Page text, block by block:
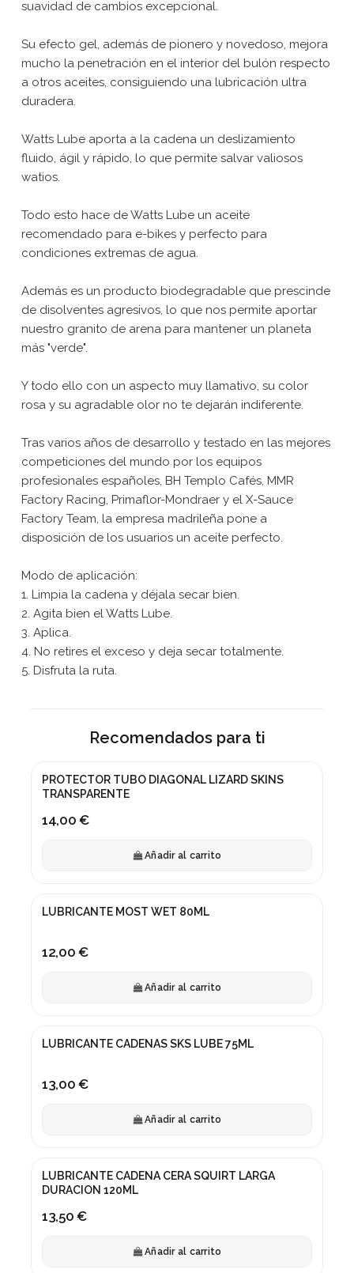
suavidad de cambios excepcional.
Su efecto gel, además de pionero y novedoso, mejora
mucho la penetración en el interior del bulón respecto
a otros aceites, consiguiendo una lubricación ultra
duradera.
Watts Lube aporta a la cadena un deslizamiento
fluido, ágil y rápido, lo que permite salvar valiosos
watios.
Todo esto hace de Watts Lube un aceite
recomendado para e-bikes y perfecto para
condiciones extremas de agua.
Además es un producto biodegradable que prescinde
de disolventes agresivos, lo que nos permite aportar
nuestro granito de arena para mantener un planeta
más "verde".
Y todo ello con un aspecto muy llamativo, su color
rosa y su agradable olor no te dejarán indiferente.
Tras varios años de desarrollo y testado en las mejores
competiciones del mundo por los equipos
profesionales españoles, BH Templo Cafés, MMR
Factory Racing, Primaflor-Mondraer y el X-Sauce
Factory Team, la empresa madrileña pone a
disposición de los usuarios un aceite perfecto.
Modo de aplicación:
1. Limpia la cadena y déjala secar bien.
2. Agita bien el Watts Lube.
3. Aplica.
4. No retires el exceso y deja secar totalmente.
5. Disfruta la ruta.
Recomendados para ti
PROTECTOR TUBO DIAGONAL LIZARD SKINS
TRANSPARENTE
14,00 €
Añadir al carrito
LUBRICANTE MOST WET 80ML
12,00 €
Añadir al carrito
LUBRICANTE CADENAS SKS LUBE 75ML
13,00 €
Añadir al carrito
LUBRICANTE CADENA CERA SQUIRT LARGA
DURACION 120ML
13,50 €
Añadir al carrito